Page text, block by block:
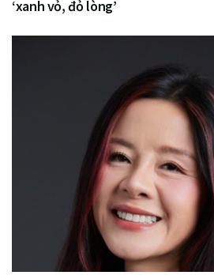
‘xanh vỏ, đỏ lòng’